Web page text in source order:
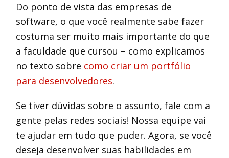
Do ponto de vista das empresas de
software, o que você realmente sabe fazer
costuma ser muito mais importante do que
a faculdade que cursou – como explicamos
no texto sobre como criar um portfólio
para desenvolvedores.
Se tiver dúvidas sobre o assunto, fale com a
gente pelas redes sociais! Nossa equipe vai
te ajudar em tudo que puder. Agora, se você
deseja desenvolver suas habilidades em